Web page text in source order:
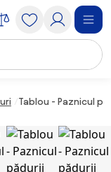
Tablou - Paznicul